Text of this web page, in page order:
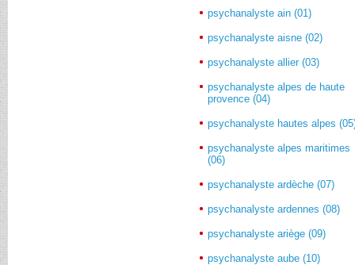
psychanalyste ain (01)
psychanalyste aisne (02)
psychanalyste allier (03)
psychanalyste alpes de haute
provence (04)
psychanalyste hautes alpes
psychanalyste alpes maritimes
(06)
psychanalyste ardèche (07)
psychanalyste ardennes (08)
psychanalyste ariège (09)
psychanalyste aube (10)